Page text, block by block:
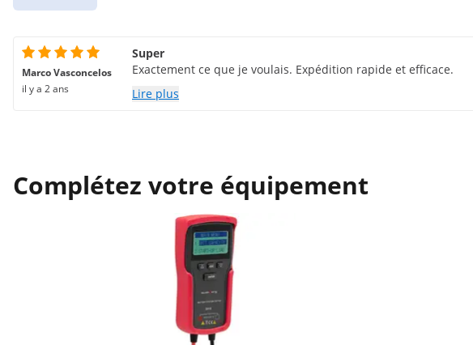
Marco Vasconcelos
il y a 2 ans
Super
Exactement ce que je voulais. Expédition rapide et efficace.
Lire plus
Complétez votre équipement